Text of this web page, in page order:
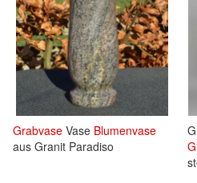
Grabvase Vase Blumenvase
aus Granit Paradiso